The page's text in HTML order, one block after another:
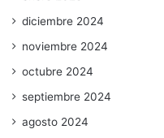
diciembre 2024
noviembre 2024
octubre 2024
septiembre 2024
agosto 2024